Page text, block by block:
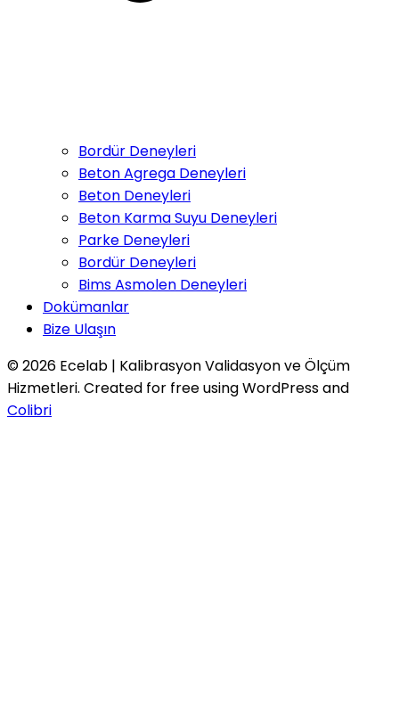
Bordür Deneyleri
Beton Agrega Deneyleri
Beton Deneyleri
Beton Karma Suyu Deneyleri
Parke Deneyleri
Bordür Deneyleri
Bims Asmolen Deneyleri
Dokümanlar
Bize Ulaşın
© 2026 Ecelab | Kalibrasyon Validasyon ve Ölçüm
Hizmetleri. Created for free using WordPress and
Colibri